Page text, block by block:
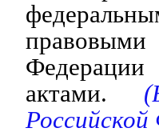
актами.